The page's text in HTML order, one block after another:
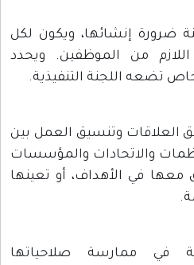
ضرورة إنشائها، ويكون لكل
من الموظفين. ويحدد
تضعه اللجنة التنفيذية.
العلاقات وتنسيق العمل بين
والاتحادات والمؤسسات
معها في الأهداف، أو تعينها
في ممارسة صلاحياتها